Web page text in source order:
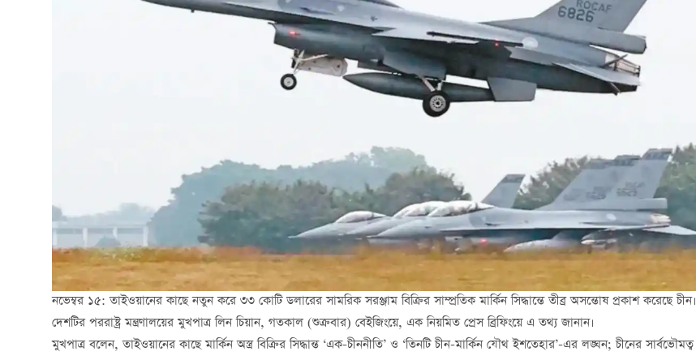
নভেম্বর ১৫: তাইওয়ানের কাছে নতুন করে ৩৩ কোটি ডলারের সামরিক সরঞ্জাম বিক্রির সাম্প্রতিক মার্কিন সিদ্ধান্তে তীব্র অসন্তোষ প্রকাশ করেছে চীন।
দেশটির পররাষ্ট্র মন্ত্রণালয়ের মুখপাত্র লিন চিয়ান, গতকাল (শুক্রবার) বেইজিংয়ে, এক নিয়মিত প্রেস ব্রিফিংয়ে এ তথ্য জানান।
মুখপাত্র বলেন, তাইওয়ানের কাছে মার্কিন অস্ত্র বিক্রির সিদ্ধান্ত ‘এক-চীননীতি’ ও ‘তিনটি চীন-মার্কিন যৌথ ইশতেহার’-এর লঙ্ঘন; চীনের সার্বভৌমত্ব